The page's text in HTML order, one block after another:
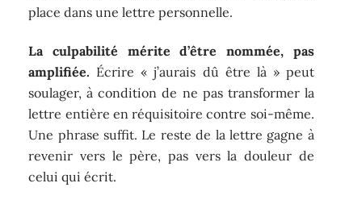
place dans une lettre personnelle.
La culpabilité mérite d’être nommée, pas
amplifiée. Écrire « j’aurais dû être là » peut
soulager, à condition de ne pas transformer la
lettre entière en réquisitoire contre soi-même.
Une phrase suffit. Le reste de la lettre gagne à
revenir vers le père, pas vers la douleur de
celui qui écrit.